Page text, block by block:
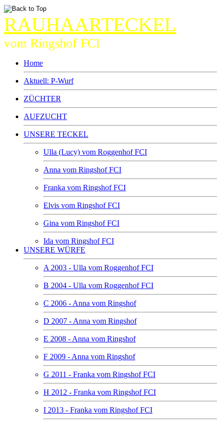
RAUHAARTECKEL
vom Ringshof FCI
Home
Aktuell: P-Wurf
ZÜCHTER
AUFZUCHT
UNSERE TECKEL
Ulla (Lucy) vom Roggenhof FCI
Anna vom Ringshof FCI
Franka vom Ringshof FCI
Elvis vom Ringshof FCI
Gina vom Ringshof FCI
Ida vom Ringshof FCI
UNSERE WÜRFE
A 2003 - Ulla vom Roggenhof FCI
B 2004 - Ulla vom Roggenhof FCI
C 2006 - Anna vom Ringshof
D 2007 - Anna vom Ringshof
E 2008 - Anna vom Ringshof
F 2009 - Anna vom Ringshof
G 2011 - Franka vom Ringshof FCI
H 2012 - Franka vom Ringshof FCI
I 2013 - Franka vom Ringshof FCI